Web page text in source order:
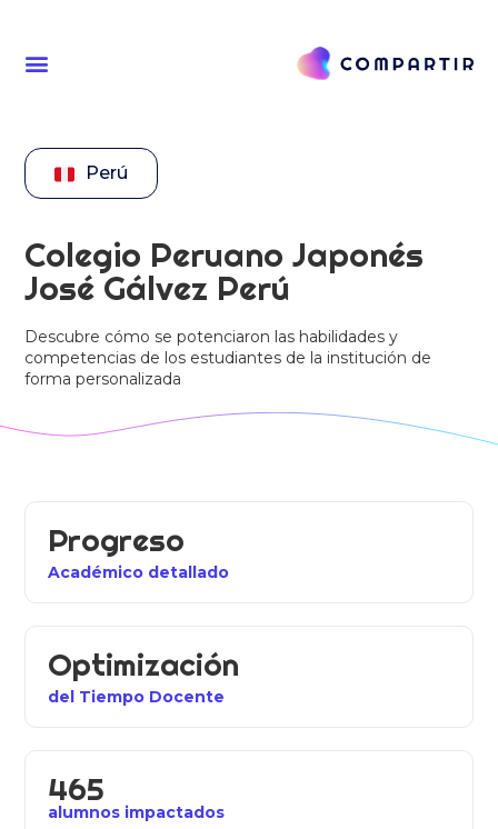
Perú
Colegio Peruano Japonés
José Gálvez Perú
Descubre cómo se potenciaron las habilidades y
competencias de los estudiantes de la institución de
forma personalizada
Progreso
Académico detallado
Optimización
del Tiempo Docente
465
alumnos impactados